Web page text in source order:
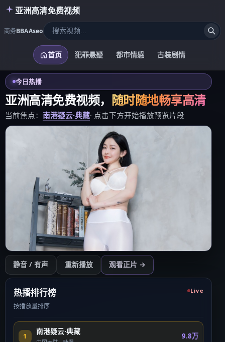
亚洲高清免费视频
首页 犯罪悬疑 都市情感 古装剧情
商务BBAAseo
今日热播
亚洲高清免费视频， 随时随地畅享高清
当前焦点： 南港疑云·典藏· 点击下方开始播放预览片段
开始播放
点击后开始（需用户操作以符合浏览器策略）
静音 / 有声 重新播放 观看正片 →
热播排行榜
按播放量排序
Live
1
南港疑云·典藏 9.8万